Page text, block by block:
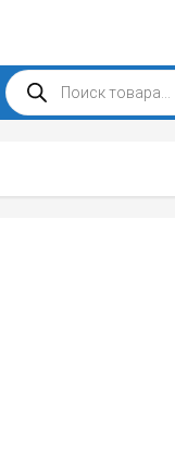
Products
search